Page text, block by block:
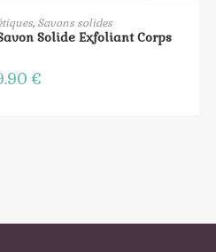
AU PANIER
, Savons solides
Solide Exfoliant Corps
€